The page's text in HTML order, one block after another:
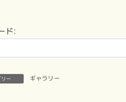
ド:
ー ギャラリー